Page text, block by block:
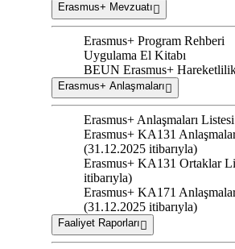
Erasmus+ Mevzuatı
Erasmus+ Program Rehberi
Uygulama El Kitabı
BEUN Erasmus+
Erasmus+ Anlaşmaları
Erasmus+ Anlaşmaları
Erasmus+ KA131
(31.12.2025 itibarıyla)
Erasmus+ KA131 Ortaklar
itibarıyla)
Erasmus+ KA171
(31.12.2025 itibarıyla)
Faaliyet Raporları